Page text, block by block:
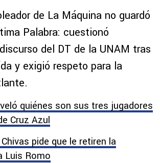
de La Máquina no guardó
Palabra: cuestionó
del DT de la UNAM tras
y exigió respeto para la
quiénes son sus tres jugadores
Cruz Azul
pide que le retiren la
Luis Romo